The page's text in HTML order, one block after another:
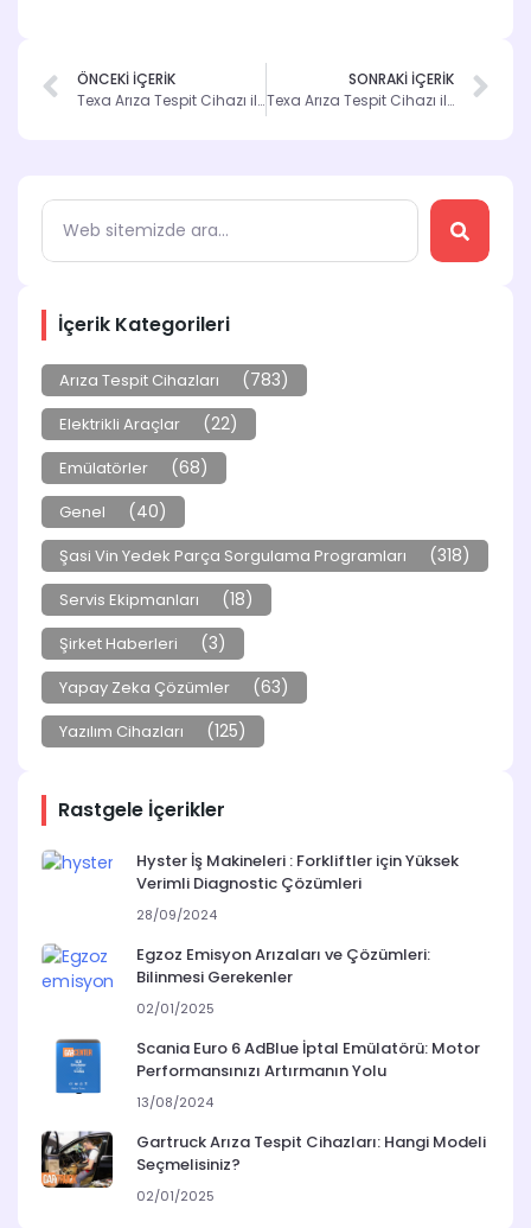
İçerik Kategorileri
Arıza Tespit Cihazları (783)
Elektrikli Araçlar (22)
Emülatörler (68)
Genel (40)
Şasi Vin Yedek Parça Sorgulama Programları (318)
Servis Ekipmanları (18)
Şirket Haberleri (3)
Yapay Zeka Çözümler (63)
Yazılım Cihazları (125)
Rastgele İçerikler
Hyster İş Makineleri : Forkliftler için Yüksek
Verimli Diagnostic Çözümleri
28/09/2024
Egzoz Emisyon Arızaları ve Çözümleri:
Bilinmesi Gerekenler
02/01/2025
Scania Euro 6 AdBlue İptal Emülatörü: Motor
Performansınızı Artırmanın Yolu
13/08/2024
Gartruck Arıza Tespit Cihazları: Hangi Modeli
Seçmelisiniz?
02/01/2025
ÖNCEKİ İÇERİK
Texa Arıza Tespit Cihazı ile Araç Sorunlarını Hızla Çözün
SONRAKİ İÇERİK
Texa Arıza Tespit Cihazı ile Performans Artırma Yolları